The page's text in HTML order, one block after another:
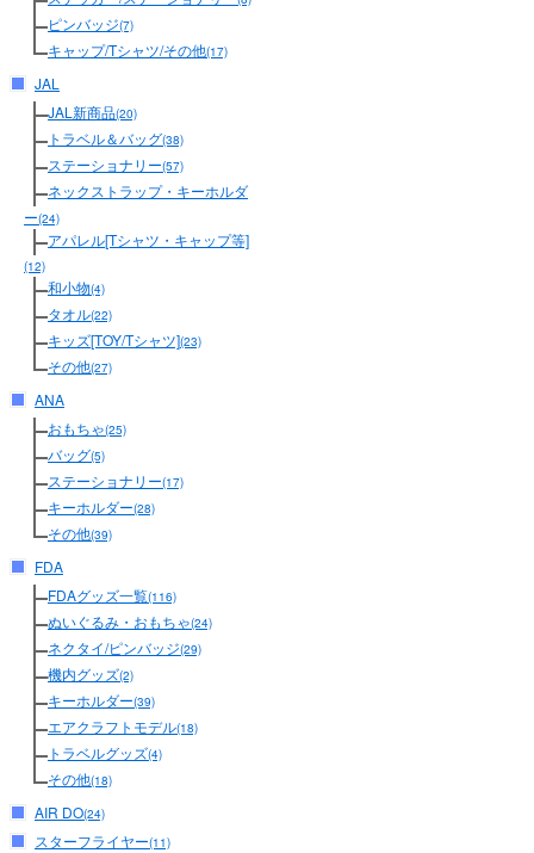
ピンバッジ(7)
キャップ/Tシャツ/その他(17)
JAL
JAL新商品(20)
トラベル＆バッグ(38)
ステーショナリー(57)
ネックストラップ・キーホルダ
ー(24)
アパレル[Tシャツ・キャップ等]
(12)
和小物(4)
タオル(22)
キッズ[TOY/Tシャツ](23)
その他(27)
ANA
おもちゃ(25)
バッグ(5)
ステーショナリー(17)
キーホルダー(28)
その他(39)
FDA
FDAグッズ一覧(116)
ぬいぐるみ・おもちゃ(24)
ネクタイ/ピンバッジ(29)
機内グッズ(2)
キーホルダー(39)
エアクラフトモデル(18)
トラベルグッズ(4)
その他(18)
AIR DO(24)
スターフライヤー(11)